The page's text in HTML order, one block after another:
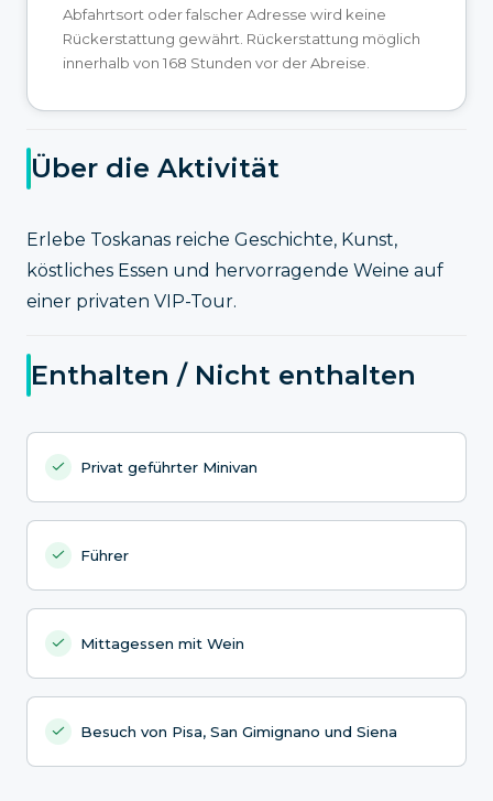
Abfahrtsort oder falscher Adresse wird keine
Rückerstattung gewährt. Rückerstattung möglich
innerhalb von 168 Stunden vor der Abreise.
Über die Aktivität
Erlebe Toskanas reiche Geschichte, Kunst,
köstliches Essen und hervorragende Weine auf
einer privaten VIP-Tour.
Enthalten / Nicht enthalten
Privat geführter Minivan
Führer
Mittagessen mit Wein
Besuch von Pisa, San Gimignano und Siena